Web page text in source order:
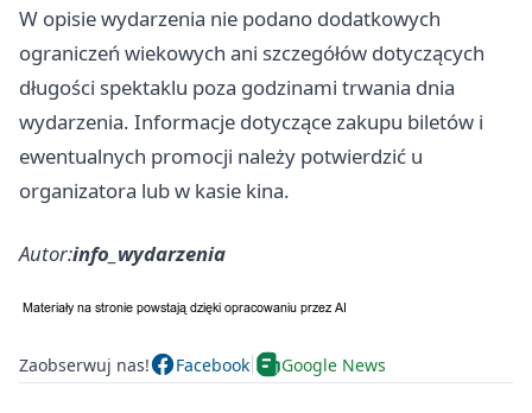
W opisie wydarzenia nie podano dodatkowych
ograniczeń wiekowych ani szczegółów dotyczących
długości spektaklu poza godzinami trwania dnia
wydarzenia. Informacje dotyczące zakupu biletów i
ewentualnych promocji należy potwierdzić u
organizatora lub w kasie kina.
Autor:info_wydarzenia
Zaobserwuj nas! Facebook Google News